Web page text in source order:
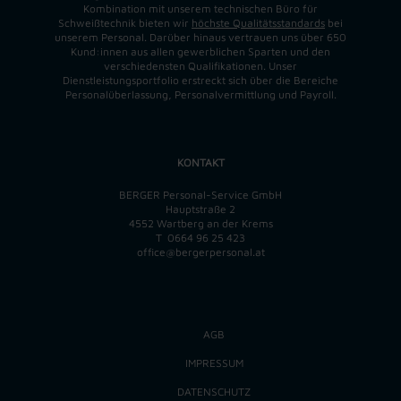
Kombination mit unserem technischen Büro für
Schweißtechnik bieten wir höchste Qualitätsstandards bei
unserem Personal. Darüber hinaus vertrauen uns über 650
Kund:innen aus allen gewerblichen Sparten und den
verschiedensten Qualifikationen. Unser
Dienstleistungsportfolio erstreckt sich über die Bereiche
Personalüberlassung, Personalvermittlung und Payroll.
KONTAKT
BERGER Personal-Service GmbH
Hauptstraße 2
4552 Wartberg an der Krems
T 0664 96 25 423
office@bergerpersonal.at
AGB
IMPRESSUM
DATENSCHUTZ